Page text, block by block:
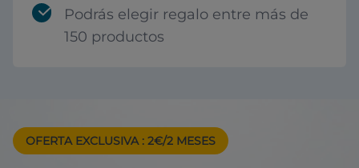
Podrás elegir regalo entre más de
150 productos
OFERTA EXCLUSIVA : 2€/2 MESES